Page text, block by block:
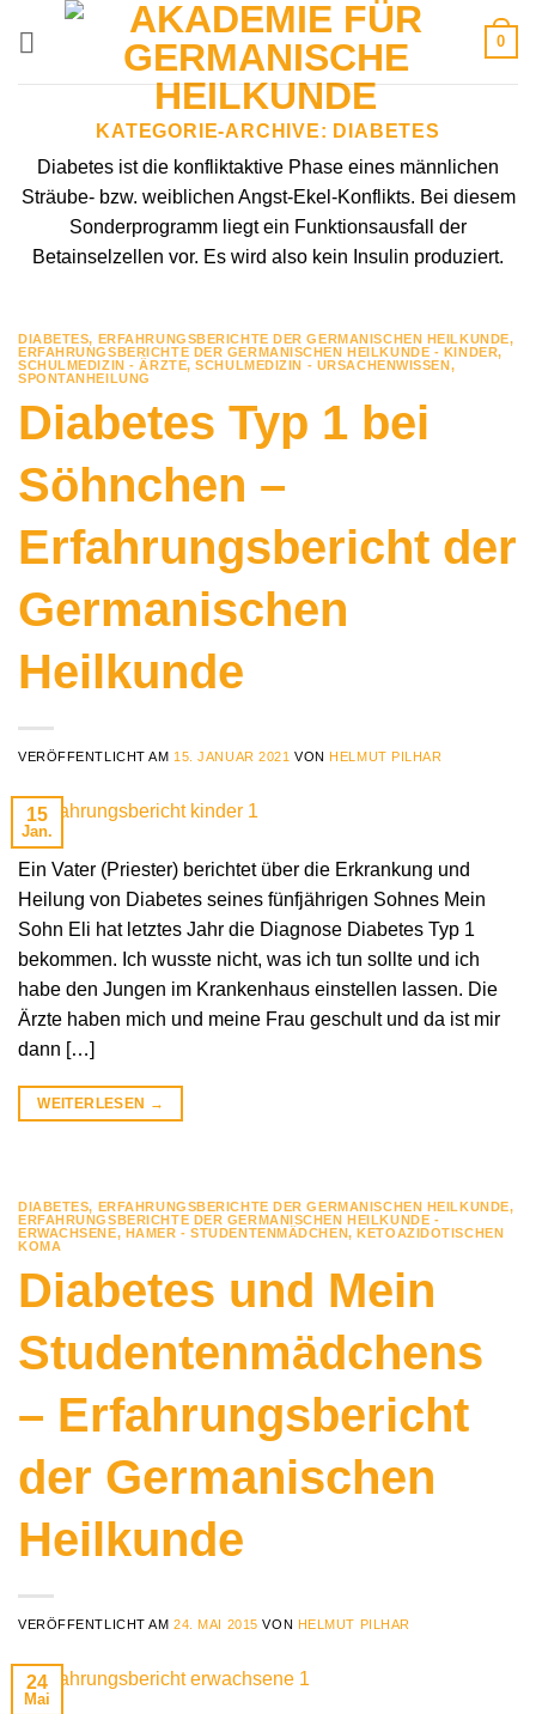
0
KATEGORIE-ARCHIVE: DIABETES
Diabetes ist die konfliktaktive Phase eines männlichen
Sträube- bzw. weiblichen Angst-Ekel-Konflikts. Bei diesem
Sonderprogramm liegt ein Funktionsausfall der
Betainselzellen vor. Es wird also kein Insulin produziert.
DIABETES, ERFAHRUNGSBERICHTE DER GERMANISCHEN HEILKUNDE,
ERFAHRUNGSBERICHTE DER GERMANISCHEN HEILKUNDE - KINDER,
SCHULMEDIZIN - ÄRZTE,SCHULMEDIZIN - URSACHENWISSEN,
SPONTANHEILUNG
Diabetes Typ 1 bei
Söhnchen –
Erfahrungsbericht der
Germanischen
Heilkunde
VERÖFFENTLICHT AM 15. JANUAR 2021 VON HELMUT PILHAR
15
Jan.
Ein Vater (Priester) berichtet über die Erkrankung und
Heilung von Diabetes seines fünfjährigen Sohnes Mein
Sohn Eli hat letztes Jahr die Diagnose Diabetes Typ 1
bekommen. Ich wusste nicht, was ich tun sollte und ich
habe den Jungen im Krankenhaus einstellen lassen. Die
Ärzte haben mich und meine Frau geschult und da ist mir
dann […]
WEITERLESEN →
DIABETES, ERFAHRUNGSBERICHTE DER GERMANISCHEN HEILKUNDE,
ERFAHRUNGSBERICHTE DER GERMANISCHEN HEILKUNDE -
ERWACHSENE, HAMER - STUDENTENMÄDCHEN,KETOAZIDOTISCHEN
KOMA
Diabetes und Mein
Studentenmädchens
– Erfahrungsbericht
der Germanischen
Heilkunde
VERÖFFENTLICHT AM24. MAI 2015 VON HELMUT PILHAR
24
Mai